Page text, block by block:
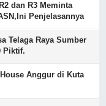
dan R3 Meminta
Penjelasannya
Telaga Raya Sumber
Piktif.
Anggur di Kuta